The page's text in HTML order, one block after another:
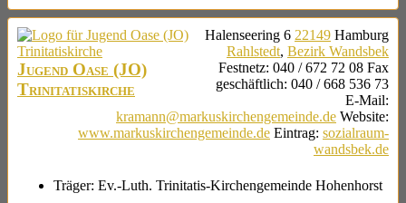
Jugend Oase (JO)
Trinitatiskirche
Halenseering 6 22149 Hamburg
Rahlstedt, Bezirk Wandsbek
Festnetz: 040 / 672 72 08 Fax
geschäftlich: 040 / 668 536 73
E-Mail:
kramann@markuskirchengemeinde.de Website:
www.markuskirchengemeinde.de Eintrag: sozialraum-
wandsbek.de
Träger: Ev.-Luth. Trinitatis-Kirchengemeinde Hohenhorst